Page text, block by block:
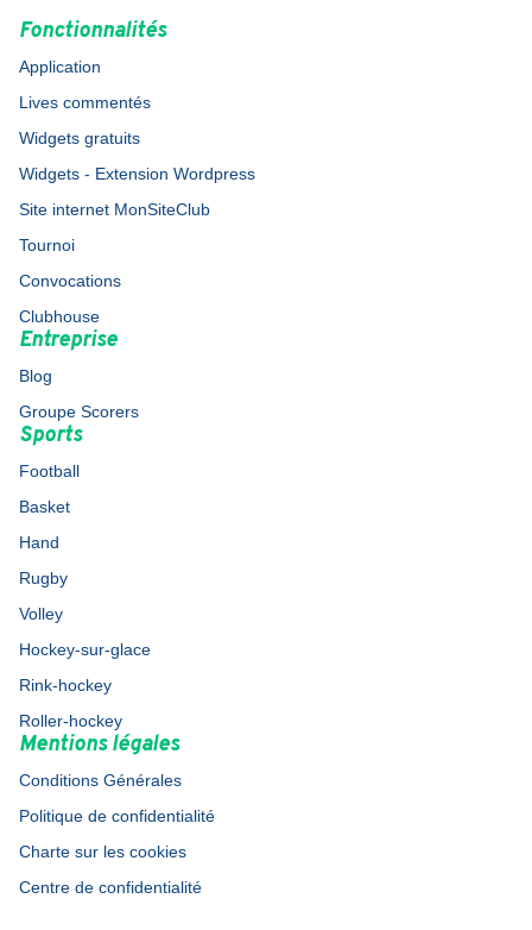
Fonctionnalités
Application
Lives commentés
Widgets gratuits
Widgets - Extension Wordpress
Site internet MonSiteClub
Tournoi
Convocations
Clubhouse
Entreprise
Blog
Groupe Scorers
Sports
Football
Basket
Hand
Rugby
Volley
Hockey-sur-glace
Rink-hockey
Roller-hockey
Mentions légales
Conditions Générales
Politique de confidentialité
Charte sur les cookies
Centre de confidentialité